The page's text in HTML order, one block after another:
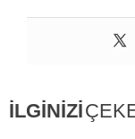
İLGİNİZİ